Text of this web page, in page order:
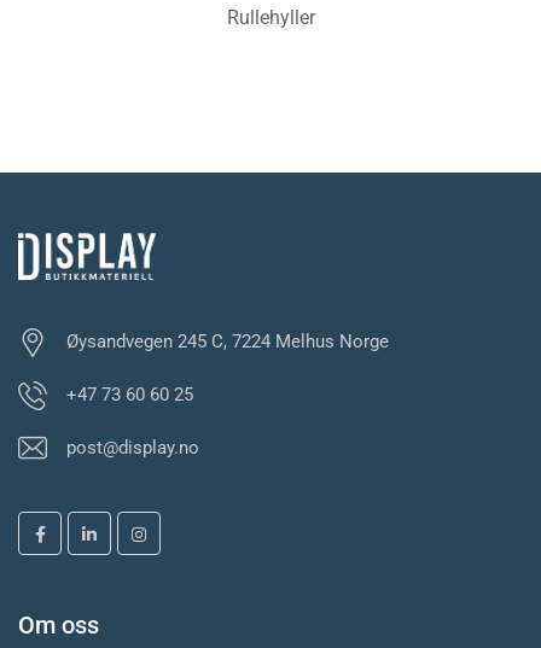
Rullehyller
Øysandvegen 245 C, 7224 Melhus Norge
+47 73 60 60 25
post@display.no
Om oss